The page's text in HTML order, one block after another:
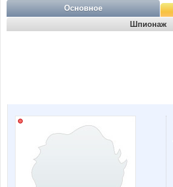
Основное
Шпионаж